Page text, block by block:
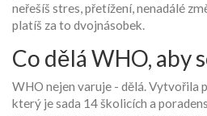
neřešíš stres, přetížení, nenadálé
platíš za to dvojnásobek.
Co dělá WHO, aby
WHO nejen varuje - dělá. Vytvořila
který je sada 14 školicích a